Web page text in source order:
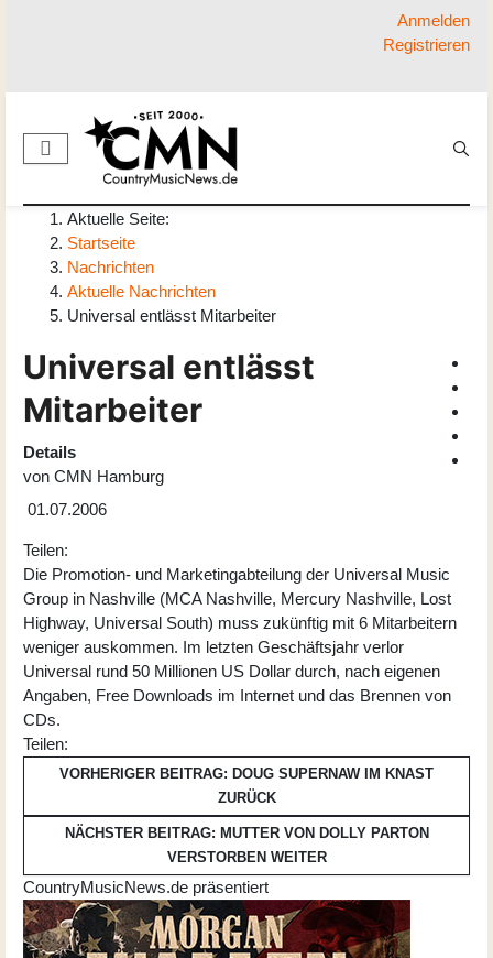
Anmelden
Registrieren
Aktuelle Seite:
Startseite
Nachrichten
Aktuelle Nachrichten
Universal entlässt Mitarbeiter
Universal entlässt
Mitarbeiter
Details
von CMN Hamburg
01.07.2006
Teilen:
Die Promotion- und Marketingabteilung der Universal Music
Group in Nashville (MCA Nashville, Mercury Nashville, Lost
Highway, Universal South) muss zukünftig mit 6 Mitarbeitern
weniger auskommen. Im letzten Geschäftsjahr verlor
Universal rund 50 Millionen US Dollar durch, nach eigenen
Angaben, Free Downloads im Internet und das Brennen von
CDs.
Teilen:
VORHERIGER BEITRAG: DOUG SUPERNAW IM KNAST
ZURÜCK
NÄCHSTER BEITRAG: MUTTER VON DOLLY PARTON
VERSTORBEN WEITER
CountryMusicNews.de präsentiert